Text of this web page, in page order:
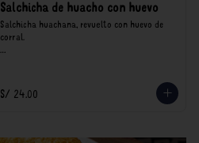
Salchicha de huacho con huevo
Salchicha huachana, revuelto con huevo de
corral.
consumo.
S/ 24.00